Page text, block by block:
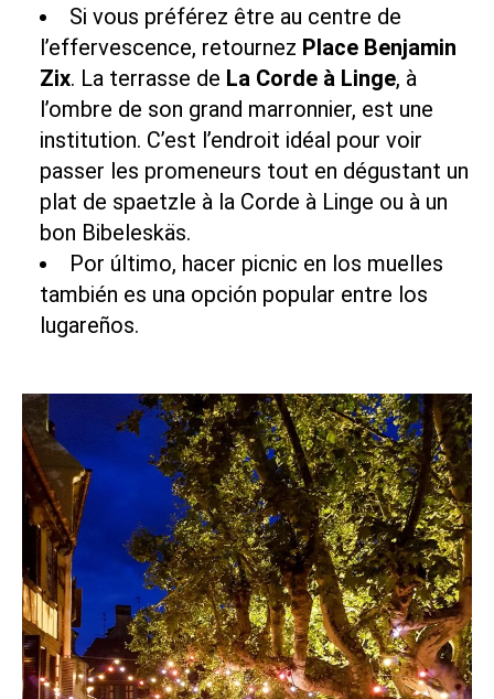
Si vous préférez être au centre de
l’effervescence, retournez Place Benjamin
Zix. La terrasse de La Corde à Linge, à
l’ombre de son grand marronnier, est une
institution. C’est l’endroit idéal pour voir
passer les promeneurs tout en dégustant un
plat de spaetzle à la Corde à Linge ou à un
bon Bibeleskäs.
Por último, hacer picnic en los muelles
también es una opción popular entre los
lugareños.